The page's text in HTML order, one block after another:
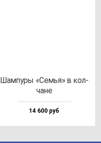
Шам­пу­ры «Семья» в кол­
ча­не
14 600 руб